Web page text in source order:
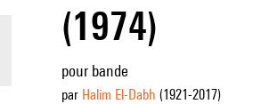
(1974)
pour bande
par Halim El-Dabh (1921-2017)